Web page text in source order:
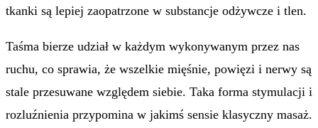
tkanki są lepiej zaopatrzone w substancje odżywcze i tlen.
Taśma bierze udział w każdym wykonywanym przez nas
ruchu, co sprawia, że wszelkie mięśnie, powięzi i nerwy są
stale przesuwane względem siebie. Taka forma stymulacji i
rozluźnienia przypomina w jakimś sensie klasyczny masaż.